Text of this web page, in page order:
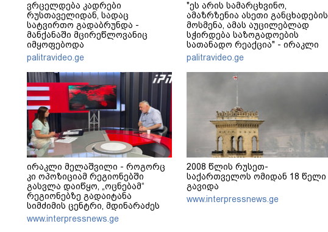
ვრცელდება კადრები
რუსთაველიდან, სადაც
სატვირთო გადაბრუნდა -
მანქანაში მცირეწლოვანიც
იმყოფებოდა
palitravideo.ge
"ეს არის სამარცხვინო,
ამაზრზენია ასეთი განცხადების
მოსმენა, ამას აუცილებლად
სჭირდება საზოგადოების
სათანადო რეაქცია" - ირაკლი
კობახიძე
palitravideo.ge
ირაკლი მელაშვილი - როგორც
კი ოპოზიციამ რეგიონებში
გასვლა დაიწყო, „ოცნებამ“
რეგიონებზე გადაიტანა
სიმძიმის ცენტრი, მდინარაძეს
პოლიტიკური ფუნქცია ექნება:
არჩევნებისთვის მოამზადოს
www.interpressnews.ge
2008 წლის რუსეთ-
საქართველოს ომიდან 18 წელი
გავიდა
www.interpressnews.ge